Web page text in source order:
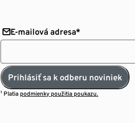
E-mailová adresa*
Prihlásiť sa k odberu noviniek
¹ Platia podmienky použitia poukazu.